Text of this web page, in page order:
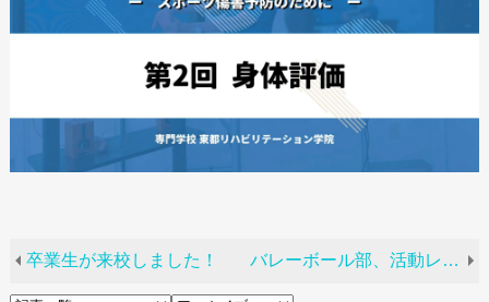
卒業生が来校しました！ バレーボール部、活動レポート！